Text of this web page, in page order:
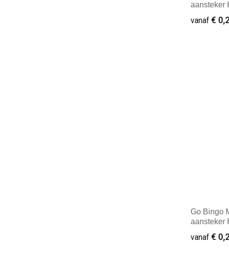
aansteker
vanaf €
Go Bingo
aansteker
vanaf €